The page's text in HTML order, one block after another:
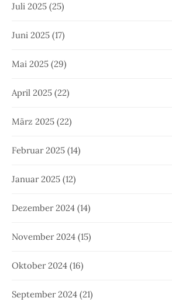
Juli 2025 (25)
Juni 2025 (17)
Mai 2025 (29)
April 2025 (22)
März 2025 (22)
Februar 2025 (14)
Januar 2025 (12)
Dezember 2024 (14)
November 2024 (15)
Oktober 2024 (16)
September 2024 (21)